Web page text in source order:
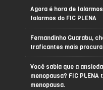
Agora é hora de
falarmos do FIC PLENA
Fernandinho Guarabu,
traficantes mais
Você sabia que a
menopausa? FIC
menopausa.